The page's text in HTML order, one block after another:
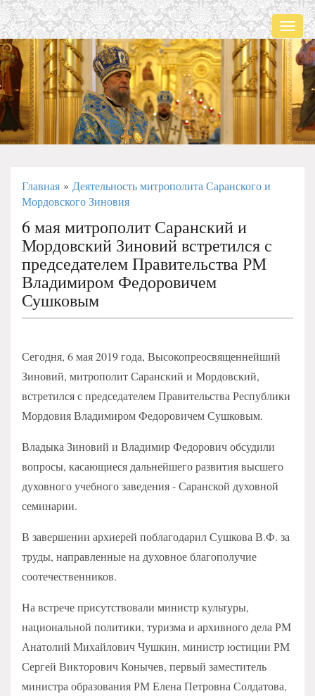
Главная » Деятельность митрополита Саранского и
Мордовского Зиновия
6 мая митрополит Саранский и
Мордовский Зиновий встретился с
председателем Правительства РМ
Владимиром Федоровичем
Сушковым
Сегодня, 6 мая 2019 года, Высокопреосвященнейший
Зиновий, митрополит Саранский и Мордовский,
встретился с председателем Правительства Республики
Мордовия Владимиром Федоровичем Сушковым.
Владыка Зиновий и Владимир Федорович обсудили
вопросы, касающиеся дальнейшего развития высшего
духовного учебного заведения - Саранской духовной
семинарии.
В завершении архиерей поблагодарил Сушкова В.Ф. за
труды, направленные на духовное благополучие
соотечественников.
На встрече присутствовали министр культуры,
национальной политики, туризма и архивного дела РМ
Анатолий Михайлович Чушкин, министр юстиции РМ
Сергей Викторович Конычев, первый заместитель
министра образования РМ Елена Петровна Солдатова,